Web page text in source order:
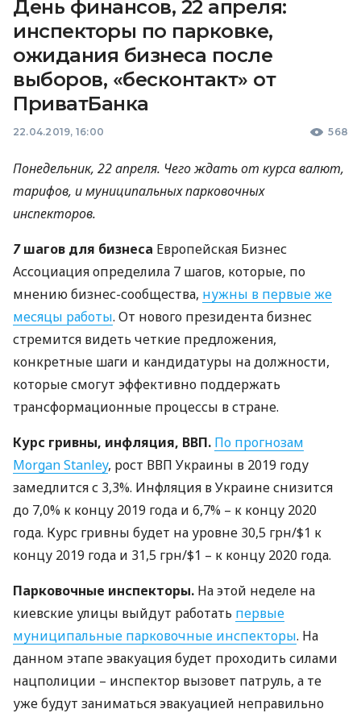
День финансов, 22 апреля:
инспекторы по парковке,
ожидания бизнеса после
выборов, «бесконтакт» от
ПриватБанка
22.04.2019, 16:00 568
Понедельник, 22 апреля. Чего ждать от курса валют,
тарифов, и муниципальных парковочных
инспекторов.
7шагов для бизнеса Европейская Бизнес
Ассоциация определила 7 шагов, которые, по
мнению бизнес-сообщества, нужны в первые же
месяцы работы. От нового президента бизнес
стремится видеть четкие предложения,
конкретные шаги и кандидатуры на должности,
которые смогут эффективно поддержать
трансформационные процессы в стране.
Курс гривны, инфляция, ВВП. По прогнозам
Morgan Stanley, рост ВВП Украины в 2019 году
замедлится с 3,3%. Инфляция в Украине снизится
до 7,0% к концу 2019 года и 6,7% – к концу 2020
года. Курс гривны будет на уровне 30,5 грн/$1 к
концу 2019 года и 31,5 грн/$1 – к концу 2020 года.
Парковочные инспекторы. На этой неделе на
киевские улицы выйдут работать первые
муниципальные парковочные инспекторы. На
данном этапе эвакуация будет проходить силами
нацполиции – инспектор вызовет патруль, а те
уже будут заниматься эвакуацией неправильно